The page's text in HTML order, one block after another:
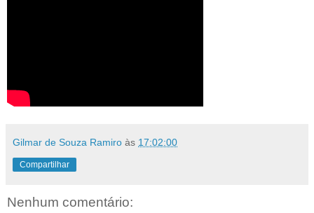
Gilmar de Souza Ramiro às 17:02:00
Compartilhar
Nenhum comentário: